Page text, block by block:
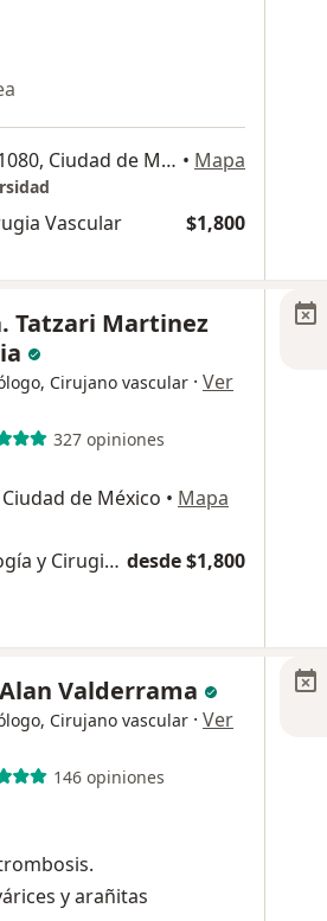
Avenida Universidad 1080, Ciudad de México • Mapa
Vascular $1,800
Tatzari Martinez
Cirujano vascular · Ver
327 opiniones
de México • Mapa
Primera visita Angiología y Cirugia Vascular desde $1,800
Valderrama
Cirujano vascular · Ver
146 opiniones
y arañitas